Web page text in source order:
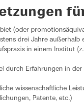
(oder
drei Jahre
in einem Institut
durch Erfahrungen in
wissenschaftliche
Patente, etc.)